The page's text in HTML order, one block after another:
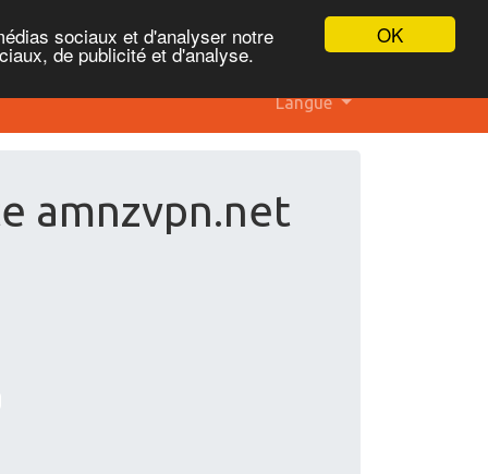
OK
sociaux et d'analyser notre
de publicité et d'analyse.
Langue
amnzvpn.net